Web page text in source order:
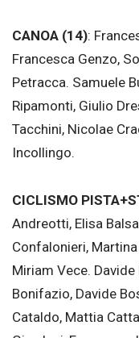
CANOA (14):
Francesca Genzo,
Petracca. Samuele
Ripamonti, Giulio
Tacchini, Nicolae
Incollingo.
CICLISMO
Andreotti, Elisa
Confalonieri,
Miriam Vece.
Bonifazio, Davide
Cataldo, Mattia